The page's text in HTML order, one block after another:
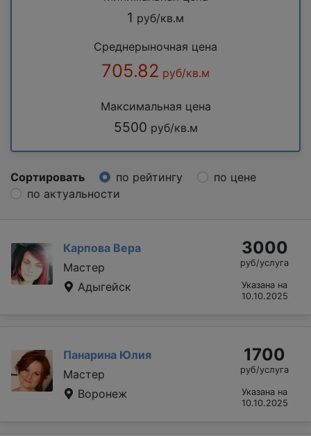
1 руб/кв.м
Среднерыночная цена
705.82 руб/кв.м
Максимальная цена
5500 руб/кв.м
Сортировать по рейтингу
по цене
по актуальности
Карпова Вера
Мастер
Адыгейск
3000
руб/услуга
Указана на
10.10.2025
Панарина Юлия
Мастер
Воронеж
1700
руб/услуга
Указана на
10.10.2025